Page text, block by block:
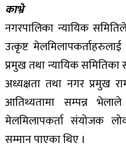
काभ्रे
नगरपालिका न्यायिक
उत्कृष्ट
प्रमुख तथा न्यायिक
अध्यक्षता तथा नगर प्रमुख
आतिथ्यतामा सम्पन्न
मेलमिलापकर्ता संयोजक
सम्मान पाएका थिए ।